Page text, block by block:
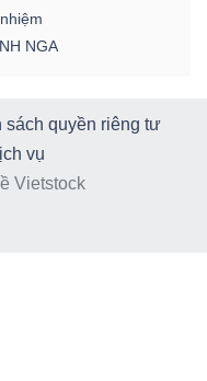
NGA
sách quyền riêng tư
vụ
Vietstock